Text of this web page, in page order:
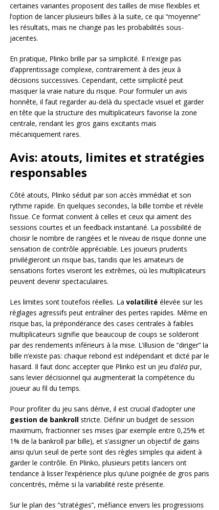
certaines variantes proposent des tailles de mise flexibles et
l’option de lancer plusieurs billes à la suite, ce qui “moyenne”
les résultats, mais ne change pas les probabilités sous-
jacentes.
En pratique, Plinko brille par sa simplicité. Il n’exige pas
d’apprentissage complexe, contrairement à des jeux à
décisions successives. Cependant, cette simplicité peut
masquer la vraie nature du risque. Pour formuler un avis
honnête, il faut regarder au-delà du spectacle visuel et garder
en tête que la structure des multiplicateurs favorise la zone
centrale, rendant les gros gains excitants mais
mécaniquement rares.
Avis: atouts, limites et stratégies
responsables
Côté atouts, Plinko séduit par son accès immédiat et son
rythme rapide. En quelques secondes, la bille tombe et révèle
l’issue. Ce format convient à celles et ceux qui aiment des
sessions courtes et un feedback instantané. La possibilité de
choisir le nombre de rangées et le niveau de risque donne une
sensation de contrôle appréciable. Les joueurs prudents
privilégieront un risque bas, tandis que les amateurs de
sensations fortes viseront les extrêmes, où les multiplicateurs
peuvent devenir spectaculaires.
Les limites sont toutefois réelles. La volatilité élevée sur les
réglages agressifs peut entraîner des pertes rapides. Même en
risque bas, la prépondérance des cases centrales à faibles
multiplicateurs signifie que beaucoup de coups se solderont
par des rendements inférieurs à la mise. L’illusion de “diriger” la
bille n’existe pas: chaque rebond est indépendant et dicté par le
hasard. Il faut donc accepter que Plinko est un jeu d’aléa pur,
sans levier décisionnel qui augmenterait la compétence du
joueur au fil du temps.
Pour profiter du jeu sans dérive, il est crucial d’adopter une
gestion de bankroll stricte. Définir un budget de session
maximum, fractionner ses mises (par exemple entre 0,25% et
1% de la bankroll par bille), et s’assigner un objectif de gains
ainsi qu’un seuil de perte sont des règles simples qui aident à
garder le contrôle. En Plinko, plusieurs petits lancers ont
tendance à lisser l’expérience plus qu’une poignée de gros paris
concentrés, même si la variabilité reste présente.
Sur le plan des “stratégies”, méfiance envers les progressions